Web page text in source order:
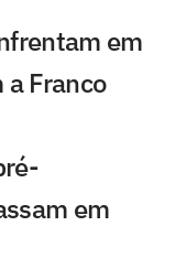
em
Franco
em